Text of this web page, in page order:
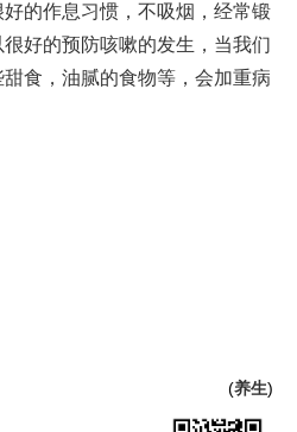
的作息习惯，不吸烟，经常锻
好的预防咳嗽的发生，当我们
食，油腻的食物等，会加重病
(养生)